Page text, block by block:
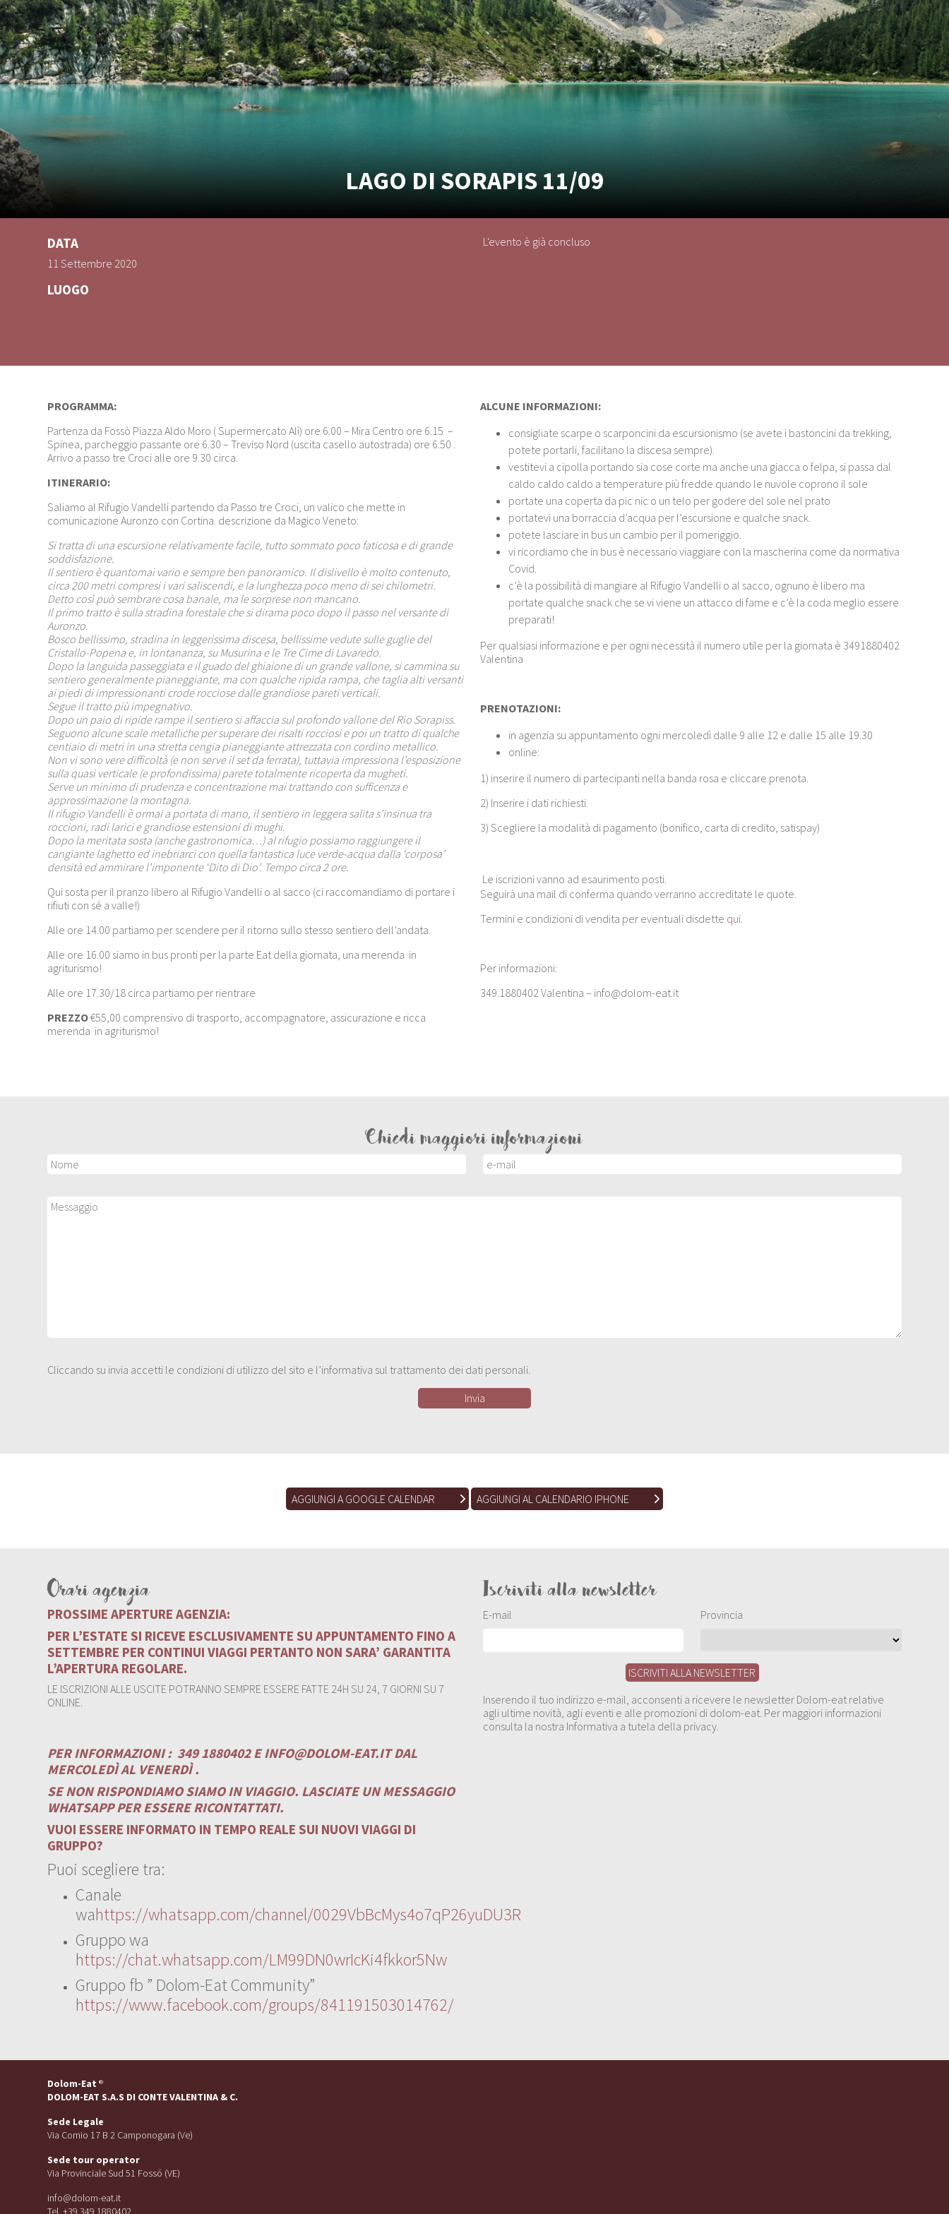
LAGO DI SORAPIS 11/09
DATA
11 Settembre 2020
LUOGO
L'evento è già concluso
PROGRAMMA:
Partenza da Fossò Piazza Aldo Moro ( Supermercato Alì) ore 6.00 – Mira Centro ore 6.15 –
Spinea, parcheggio passante ore 6.30 – Treviso Nord (uscita casello autostrada) ore 6.50 .
Arrivo a passo tre Croci alle ore 9.30 circa.
ITINERARIO:
Saliamo al Rifugio Vandelli partendo da Passo tre Croci, un valico che mette in
comunicazione Auronzo con Cortina. descrizione da Magico Veneto:
Si tratta di una escursione relativamente facile, tutto sommato poco faticosa e di grande
soddisfazione.
Il sentiero è quantomai vario e sempre ben panoramico. Il dislivello è molto contenuto,
circa 200 metri compresi i vari saliscendi, e la lunghezza poco meno di sei chilometri.
Detto così può sembrare cosa banale, ma le sorprese non mancano.
Il primo tratto è sulla stradina forestale che si dirama poco dopo il passo nel versante di
Auronzo.
Bosco bellissimo, stradina in leggerissima discesa, bellissime vedute sulle guglie del
Cristallo-Popena e, in lontananza, su Musurina e le Tre Cime di Lavaredo.
Dopo la languida passeggiata e il guado del ghiaione di un grande vallone, si cammina su
sentiero generalmente pianeggiante, ma con qualche ripida rampa, che taglia alti versanti
ai piedi di impressionanti crode rocciose dalle grandiose pareti verticali.
Segue il tratto più impegnativo.
Dopo un paio di ripide rampe il sentiero si affaccia sul profondo vallone del Rio Sorapiss.
Seguono alcune scale metalliche per superare dei risalti rocciosi e poi un tratto di qualche
centiaio di metri in una stretta cengia pianeggiante attrezzata con cordino metallico.
Non vi sono vere difficoltà (e non serve il set da ferrata), tuttavia impressiona l’esposizione
sulla quasi verticale (e profondissima) parete totalmente ricoperta da mugheti.
Serve un minimo di prudenza e concentrazione mai trattando con sufficenza e
approssimazione la montagna.
Il rifugio Vandelli è ormai a portata di mano, il sentiero in leggera salita s’insinua tra
roccioni, radi larici e grandiose estensioni di mughi.
Dopo la meritata sosta (anche gastronomica…) al rifugio possiamo raggiungere il
cangiante laghetto ed inebriarci con quella fantastica luce verde-acqua dalla ‘corposa’
densità ed ammirare l’imponente ‘Dito di Dio’. Tempo circa 2 ore.
Qui sosta per il pranzo libero al Rifugio Vandelli o al sacco (ci raccomandiamo di portare i
rifiuti con sé a valle!)
Alle ore 14.00 partiamo per scendere per il ritorno sullo stesso sentiero dell’andata.
Alle ore 16.00 siamo in bus pronti per la parte Eat della giornata, una merenda in
agriturismo!
Alle ore 17.30/18 circa partiamo per rientrare
PREZZO€55,00 comprensivo di trasporto, accompagnatore, assicurazione e ricca
merenda in agriturismo!
ALCUNE INFORMAZIONI:
consigliate scarpe o scarponcini da escursionismo (se avete i bastoncini da trekking,
potete portarli, facilitano la discesa sempre).
vestitevi a cipolla portando sia cose corte ma anche una giacca o felpa, si passa dal
caldo caldo caldo a temperature più fredde quando le nuvole coprono il sole
portate una coperta da pic nic o un telo per godere del sole nel prato
portatevi una borraccia d’acqua per l’escursione e qualche snack.
potete lasciare in bus un cambio per il pomeriggio.
vi ricordiamo che in bus è necessario viaggiare con la mascherina come da normativa
Covid.
c’è la possibilità di mangiare al Rifugio Vandelli o al sacco, ognuno è libero ma
portate qualche snack che se vi viene un attacco di fame e c’è la coda meglio essere
preparati!
Per qualsiasi informazione e per ogni necessità il numero utile per la giornata è 3491880402
Valentina
PRENOTAZIONI:
in agenzia su appuntamento ogni mercoledì dalle 9 alle 12 e dalle 15 alle 19.30
online:
1) inserire il numero di partecipanti nella banda rosa e cliccare prenota.
2) Inserire i dati richiesti.
3) Scegliere la modalità di pagamento (bonifico, carta di credito, satispay)
Le iscrizioni vanno ad esaurimento posti.
Seguirà una mail di conferma quando verranno accreditate le quote.
Termini e condizioni di vendita per eventuali disdette qui
Per informazioni:
349.1880402 Valentina – info@dolom-eat.it
Chiedi maggiori informazioni
Cliccando su invia accetti le condizioni di utilizzo del sito e l’informativa sul trattamento dei dati personali.
AGGIUNGI A GOOGLE CALENDAR AGGIUNGI AL CALENDARIO IPHONE
Orari agenzia
PROSSIME APERTURE AGENZIA:
PER L’ESTATE SI RICEVE ESCLUSIVAMENTE SU APPUNTAMENTO FINO A
SETTEMBRE PER CONTINUI VIAGGI PERTANTO NON SARA’ GARANTITA
L’APERTURA REGOLARE.
LE ISCRIZIONI ALLE USCITE POTRANNO SEMPRE ESSERE FATTE 24H SU 24, 7 GIORNI SU 7
ONLINE.
PER INFORMAZIONI : 349 1880402 EINFO@DOLOM-EAT.ITDAL
MERCOLEDÌ AL VENERDÌ .
SE NON RISPONDIAMO SIAMO IN VIAGGIO. LASCIATE UN MESSAGGIO
WHATSAPP PER ESSERE RICONTATTATI.
VUOI ESSERE INFORMATO IN TEMPO REALE SUI NUOVI VIAGGI DI
GRUPPO?
Puoi scegliere tra:
Canale
wahttps://whatsapp.com/channel/0029VbBcMys4o7qP26yuDU3R
Gruppo wa
https://chat.whatsapp.com/LM99DN0wrIcKi4fkkor5Nw
Gruppo fb ” Dolom-Eat Community”
https://www.facebook.com/groups/841191503014762/
Iscriviti alla newsletter
E-mail Provincia
Inserendo il tuo indirizzo e-mail, acconsenti a ricevere le newsletter Dolom-eat relative
agli ultime novità, agli eventi e alle promozioni di dolom-eat. Per maggiori informazioni
consulta la nostra Informativa a tutela della privacy.
Dolom-Eat ®
DOLOM-EAT S.A.S DI CONTE VALENTINA & C.
Sede Legale
Via Cornio 17 B 2 Camponogara (Ve)
Sede tour operator
Via Provinciale Sud 51 Fossó (VE)
info@dolom-eat.it
Tel. +39 349 1880402